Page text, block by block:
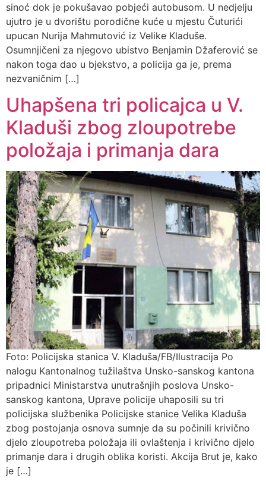
sinoć dok je pokušavao pobjeći autobusom. U nedjelju
ujutro je u dvorištu porodične kuće u mjestu Čuturići
upucan Nurija Mahmutović iz Velike Kladuše.
Osumnjičeni za njegovo ubistvo Benjamin Džaferović se
nakon toga dao u bjekstvo, a policija ga je, prema
nezvaničnim […]
Uhapšena tri policajca u V.
Kladuši zbog zloupotrebe
položaja i primanja dara
Foto: Policijska stanica V. Kladuša/FB/Ilustracija Po
nalogu Kantonalnog tužilaštva Unsko-sanskog kantona
pripadnici Ministarstva unutrašnjih poslova Unsko-
sanskog kantona, Uprave policije uhaposili su tri
policijska službenika Policijske stanice Velika Kladuša
zbog postojanja osnova sumnje da su počinili krivično
djelo zloupotreba položaja ili ovlaštenja i krivično djelo
primanje dara i drugih oblika koristi. Akcija Brut je, kako
je […]